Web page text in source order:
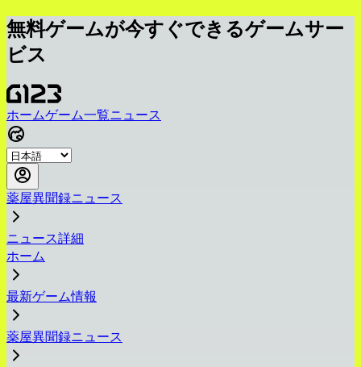
無料ゲームが今すぐできるゲームサー
ビス
ホームゲーム一覧ニュース
薬屋異聞録ニュース
ニュース詳細
ホーム
最新ゲーム情報
薬屋異聞録ニュース